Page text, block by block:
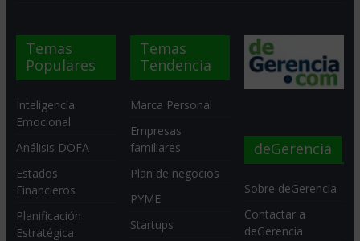
Temas
Populares
Inteligencia
Emocional
Análisis DOFA
Estados
Financieros
Planificación
Estratégica
Temas
Tendencia
Marca Personal
Empresas
familiares
Plan de negocios
PYME
Startups
deGerencia
Sobre deGerencia
Contactar a
deGerencia